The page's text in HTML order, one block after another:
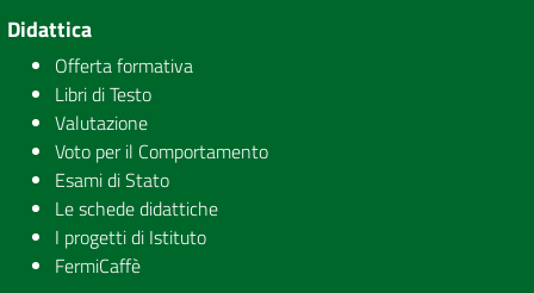
Didattica
Offerta formativa
Libri di Testo
Valutazione
Voto per il Comportamento
Esami di Stato
Le schede didattiche
I progetti di Istituto
FermiCaffè